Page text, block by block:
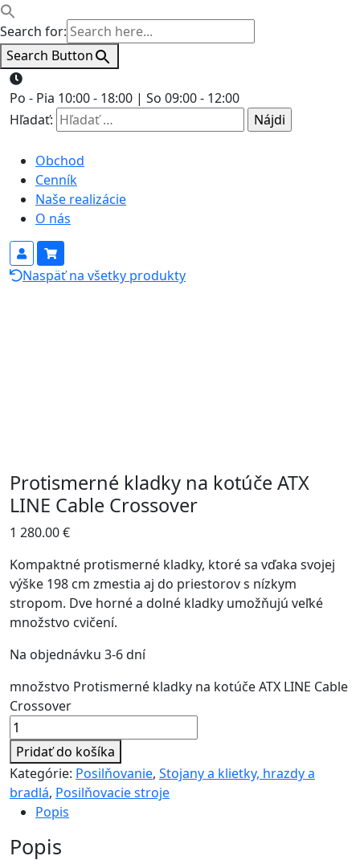
Search for:
Search Button
Po - Pia 10:00 - 18:00 | So 09:00 - 12:00
Hľadať:
Obchod
Cenník
Naše realizácie
O nás
Naspäť na všetky produkty
Protismerné kladky na kotúče ATX
LINE Cable Crossover
1 280.00€
Kompaktné protismerné kladky, ktoré sa vďaka svojej
výške 198 cm zmestia aj do priestorov s nízkym
stropom. Dve horné a dolné kladky umožňujú veľké
množstvo cvičení.
Na objednávku 3-6 dní
množstvo Protismerné kladky na kotúče ATX LINE Cable
Crossover
Pridať do košíka
Kategórie: Posilňovanie, Stojany a klietky, hrazdy a
bradlá, Posilňovacie stroje
Popis
Popis